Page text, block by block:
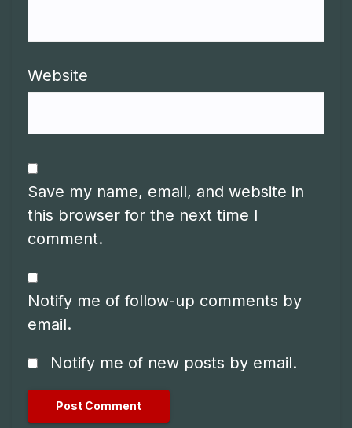
Website
Save my name, email, and website in
this browser for the next time I
comment.
Notify me of follow-up comments by
email.
Notify me of new posts by email.